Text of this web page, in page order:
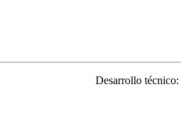
Desarrollo técnico: